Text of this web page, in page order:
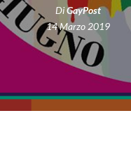
DiGayPost
14 Marzo 2019